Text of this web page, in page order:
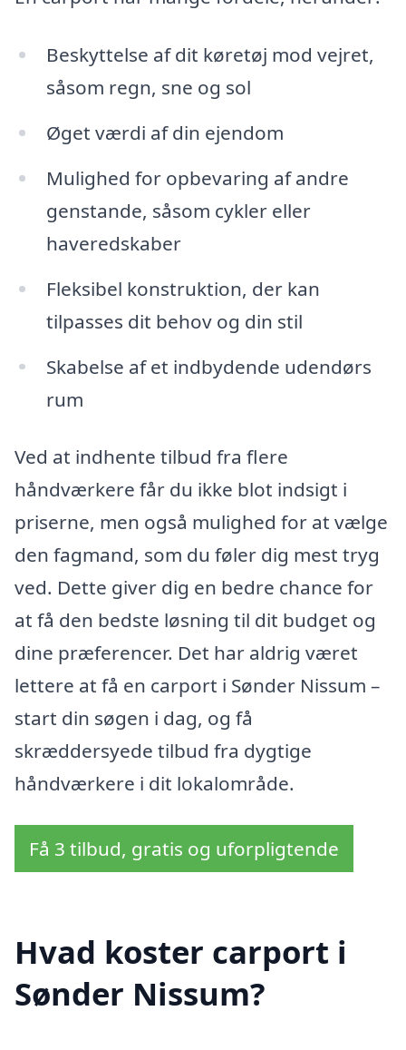
Beskyttelse af dit køretøj mod vejret,
såsom regn, sne og sol
Øget værdi af din ejendom
Mulighed for opbevaring af andre
genstande, såsom cykler eller
haveredskaber
Fleksibel konstruktion, der kan
tilpasses dit behov og din stil
Skabelse af et indbydende udendørs
rum
Ved at indhente tilbud fra flere
håndværkere får du ikke blot indsigt i
priserne, men også mulighed for at vælge
den fagmand, som du føler dig mest tryg
ved. Dette giver dig en bedre chance for
at få den bedste løsning til dit budget og
dine præferencer. Det har aldrig været
lettere at få en carport i Sønder Nissum –
start din søgen i dag, og få
skræddersyede tilbud fra dygtige
håndværkere i dit lokalområde.
Få 3 tilbud, gratis og uforpligtende
Hvad koster carport i
Sønder Nissum?